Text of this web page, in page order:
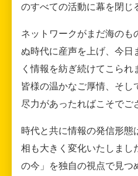
のすべての活動に幕を閉じ
ネットワークがまだ海のも
ぬ時代に産声を上げ、今日
く情報を紡ぎ続けてこら
皆様の温かなご厚情、そし
尽力があったればこそでご
時代と共に情報の発信形態
相も大きく変化いたしまし
の今」を独自の視点で見つ